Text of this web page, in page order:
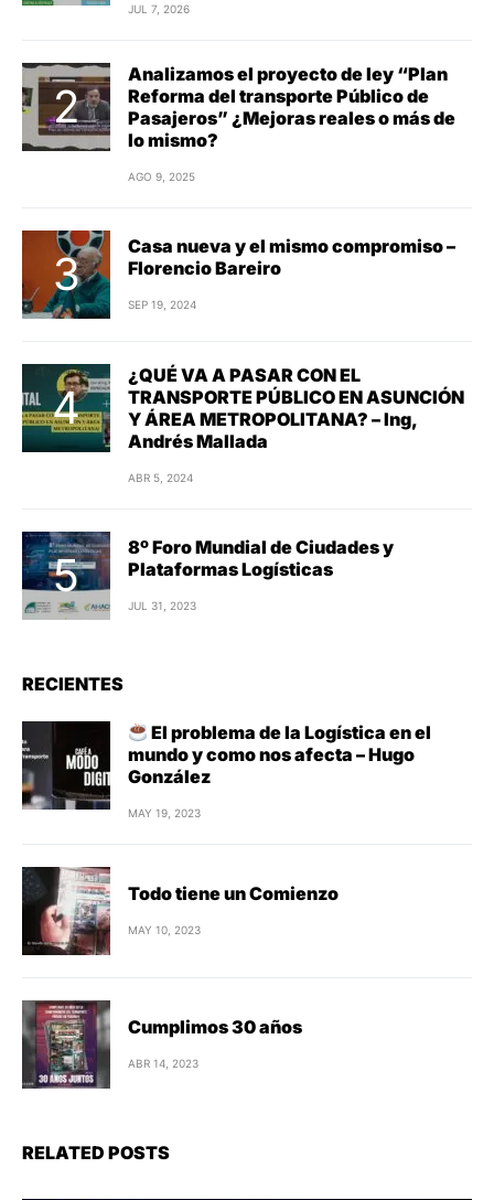
JUL 7, 2026
Analizamos el proyecto de ley “Plan
Reforma del transporte Público de
Pasajeros” ¿Mejoras reales o más de
lo mismo?
AGO 9, 2025
Casa nueva y el mismo compromiso –
Florencio Bareiro
SEP 19, 2024
¿QUÉ VA A PASAR CON EL
TRANSPORTE PÚBLICO EN ASUNCIÓN
Y ÁREA METROPOLITANA? – Ing,
Andrés Mallada
ABR 5, 2024
8º Foro Mundial de Ciudades y
Plataformas Logísticas
JUL 31, 2023
RECIENTES
El problema de la Logística en el
mundo y como nos afecta – Hugo
González
MAY 19, 2023
Todo tiene un Comienzo
MAY 10, 2023
Cumplimos 30 años
ABR 14, 2023
RELATED POSTS